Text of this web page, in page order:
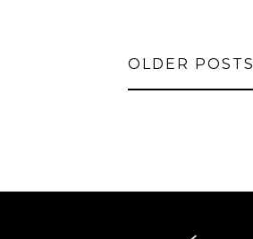
OLDER POSTS